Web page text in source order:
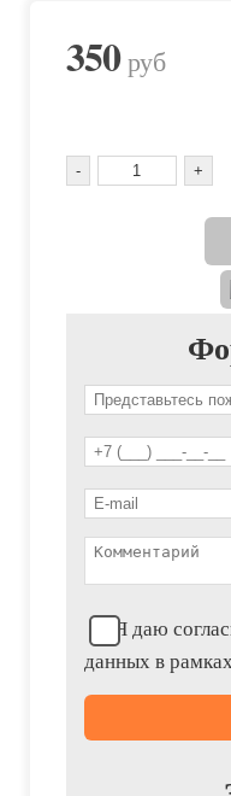
350руб
Я даю
данных в рамках